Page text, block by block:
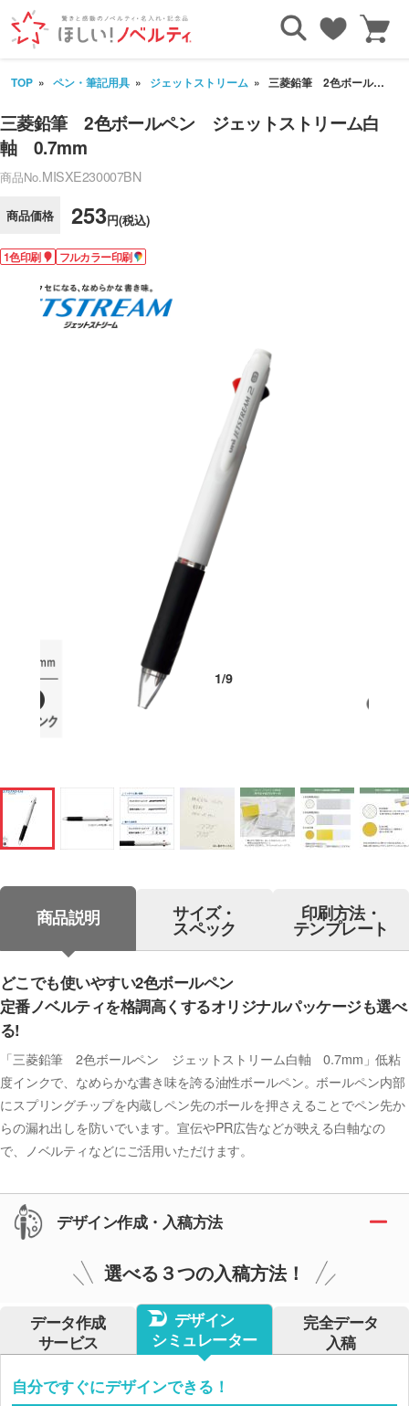
TOP ペン・筆記用具 ジェットストリーム 三菱鉛筆 2色ボールペン ジェットストリーム白軸 0.7mm
三菱鉛筆 2色ボールペン ジェットストリーム白
軸 0.7mm
商品No.MISXE230007BN
商品価格 253円(税込)
1色印刷 フルカラー印刷
1/9
商品説明 サイズ・
スペック
印刷方法・
テンプレート
どこでも使いやすい2色ボールペン
定番ノベルティを格調高くするオリジナルパッケージも選べ
る!
「三菱鉛筆 2色ボールペン ジェットストリーム白軸 0.7mm」低粘
度インクで、なめらかな書き味を誇る油性ボールペン。ボールペン内部
にスプリングチップを内蔵しペン先のボールを押さえることでペン先か
らの漏れ出しを防いでいます。宣伝やPR広告などが映える白軸なの
で、ノベルティなどにご活用いただけます。
デザイン作成・入稿方法
選べる３つの入稿方法！
データ作成
サービス
デザイン
シミュレーター
完全データ
入稿
自分ですぐにデザインできる！